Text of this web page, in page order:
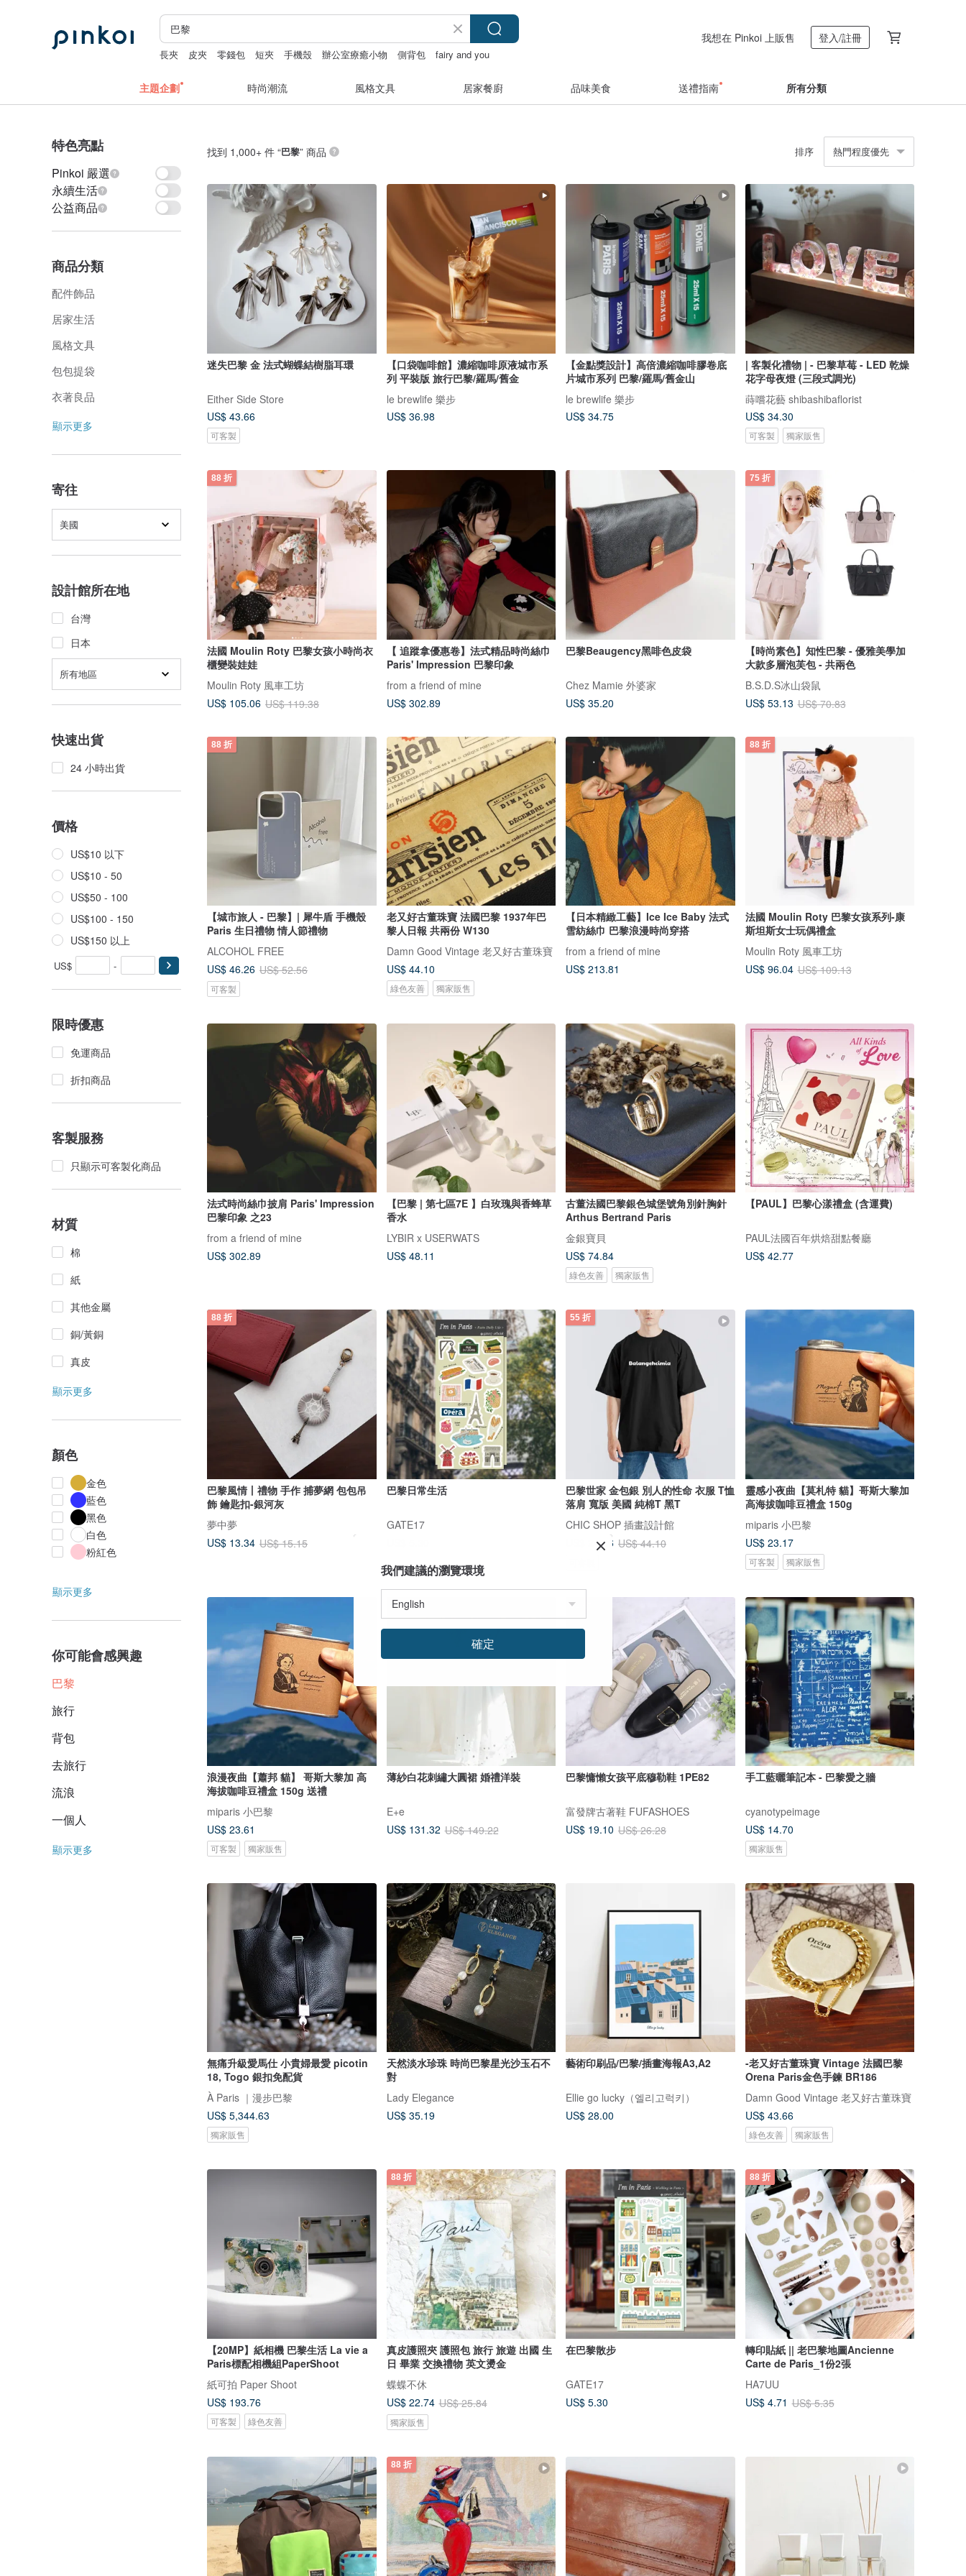
長夾 皮夾 零錢包 短夾 手機殼 辦公室療癒小物 側背包 fairy and you
我想在 Pinkoi 上販售 登入/註冊
主題企劃 時尚潮流 風格文具 居家餐廚 品味美食 送禮指南 所有分類
特色亮點
Pinkoi 嚴選
永續生活
公益商品
商品分類
配件飾品
居家生活
風格文具
包包提袋
衣著良品
顯示更多
寄往
美國
設計館所在地
台灣
日本
所有地區
快速出貨
24 小時出貨
價格
US$10 以下
US$10 - 50
US$50 - 100
US$100 - 150
US$150 以上
US$ -
限時優惠
免運商品
折扣商品
客製服務
只顯示可客製化商品
材質
棉
紙
其他金屬
銅/黃銅
真皮
顯示更多
顏色
金色
藍色
黑色
白色
粉紅色
顯示更多
你可能會感興趣
巴黎
旅行
背包
去旅行
流浪
一個人
顯示更多
找到 1,000+ 件 “巴黎” 商品 排序 熱門程度優先
迷失巴黎 金 法式蝴蝶結樹脂耳環
Either Side Store
US$ 43.66
可客製
【口袋咖啡館】濃縮咖啡原液城市系
列 平裝版 旅行巴黎/羅馬/舊金
le brewlife 樂步
US$ 36.98
【金點獎設計】高倍濃縮咖啡膠卷底
片城市系列 巴黎/羅馬/舊金山
le brewlife 樂步
US$ 34.75
| 客製化禮物 | - 巴黎草莓 - LED 乾燥
花字母夜燈 (三段式調光)
蒔嚐花藝 shibashibaflorist
US$ 34.30
可客製 獨家販售
88 折
法國 Moulin Roty 巴黎女孩小時尚衣
櫃變裝娃娃
Moulin Roty 風車工坊
US$ 105.06 US$ 119.38
【 追蹤拿優惠卷】法式精品時尚絲巾
Paris' Impression 巴黎印象
from a friend of mine
US$ 302.89
巴黎Beaugency黑啡色皮袋
Chez Mamie 外婆家
US$ 35.20
75 折
【時尚素色】知性巴黎 - 優雅美學加
大款多層泡芙包 - 共兩色
B.S.D.S冰山袋鼠
US$ 53.13 US$ 70.83
88 折
【城市旅人 - 巴黎】| 犀牛盾 手機殼
Paris 生日禮物 情人節禮物
ALCOHOL FREE
US$ 46.26 US$ 52.56
可客製
老又好古董珠寶 法國巴黎 1937年巴
黎人日報 共兩份 W130
Damn Good Vintage 老又好古董珠寶
US$ 44.10
綠色友善 獨家販售
【日本精緻工藝】Ice Ice Baby 法式
雪紡絲巾 巴黎浪漫時尚穿搭
from a friend of mine
US$ 213.81
88 折
法國 Moulin Roty 巴黎女孩系列-康
斯坦斯女士玩偶禮盒
Moulin Roty 風車工坊
US$ 96.04 US$ 109.13
法式時尚絲巾披肩 Paris' Impression
巴黎印象 之23
from a friend of mine
US$ 302.89
【巴黎 | 第七區7E 】白玫瑰與香蜂草
香水
LYBIR x USERWATS
US$ 48.11
古董法國巴黎銀色城堡號角別針胸針
Arthus Bertrand Paris
金銀寶貝
US$ 74.84
綠色友善 獨家販售
【PAUL】巴黎心漾禮盒 (含運費)
PAUL法國百年烘焙甜點餐廳
US$ 42.77
88 折
巴黎風情丨禮物 手作 捕夢網 包包吊
飾 鑰匙扣-銀河灰
夢中夢
US$ 13.34 US$ 15.15
巴黎日常生活
GATE17
55 折
巴黎世家 金包銀 別人的性命 衣服 T恤
落肩 寬版 美國 純棉T 黑T
CHIC SHOP 插畫設計館
US$ 24.26 US$ 44.10
靈感小夜曲【莫札特 貓】哥斯大黎加
高海拔咖啡豆禮盒 150g
miparis 小巴黎
US$ 23.17
可客製 獨家販售
浪漫夜曲【蕭邦 貓】 哥斯大黎加 高
海拔咖啡豆禮盒 150g 送禮
miparis 小巴黎
US$ 23.61
可客製 獨家販售
88 折
薄紗白花刺繡大圓裙 婚禮洋裝
E+e
US$ 131.32 US$ 149.22
72 折
巴黎慵懶女孩平底穆勒鞋 1PE82
富發牌古著鞋 FUFASHOES
US$ 19.10 US$ 26.28
手工藍曬筆記本 - 巴黎愛之牆
cyanotypeimage
US$ 14.70
獨家販售
無痛升級愛馬仕 小貴婦最愛 picotin
18, Togo 銀扣免配貨
À Paris ｜漫步巴黎
US$ 5,344.63
獨家販售
天然淡水珍珠 時尚巴黎星光沙玉石不
對
Lady Elegance
US$ 35.19
藝術印刷品/巴黎/插畫海報A3,A2
Ellie go lucky（엘리고럭키）
US$ 28.00
-老又好古董珠寶 Vintage 法國巴黎
Orena Paris金色手鍊 BR186
Damn Good Vintage 老又好古董珠寶
US$ 43.66
綠色友善 獨家販售
【20MP】紙相機 巴黎生活 La vie a
Paris標配相機組PaperShoot
紙可拍 Paper Shoot
US$ 193.76
可客製 綠色友善
88 折
真皮護照夾 護照包 旅行 旅遊 出國 生
日 畢業 交換禮物 英文燙金
蝶蝶不休
US$ 22.74 US$ 25.84
獨家販售
在巴黎散步
GATE17
US$ 5.30
88 折
轉印貼紙 || 老巴黎地圖Ancienne
Carte de Paris_1份2張
HA7UU
US$ 4.71 US$ 5.35
88 折
我們建議的瀏覽環境
確定